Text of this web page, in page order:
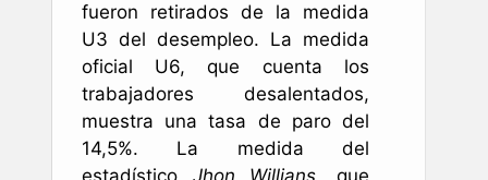
fueron retirados de la medida
U3 del desempleo. La medida
oficial U6, que cuenta los
trabajadores desalentados,
muestra una tasa de paro del
14,5%. La medida del
estadístico Jhon Willians , que